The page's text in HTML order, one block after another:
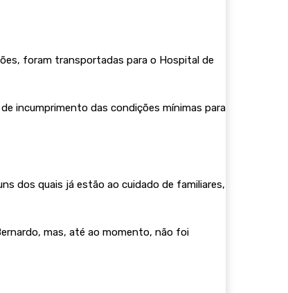
foram transportadas para o Hospital de
incumprimento das condições mínimas para
dos quais já estão ao cuidado de familiares,
mas, até ao momento, não foi